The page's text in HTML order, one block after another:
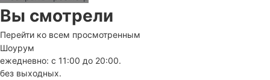
Вы смотрели
Перейти ко всем просмотренным
Шоурум
ежедневно: с 11:00 до 20:00.
без выходных.